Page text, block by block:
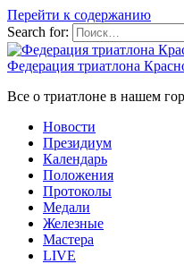
Перейти к содержанию
Search for:
Федерация триатлона
Все о триатлоне в нашем
Новости
Президиум
Календарь
Положения
Протоколы
Медали
Железные
Мастера
LIVE